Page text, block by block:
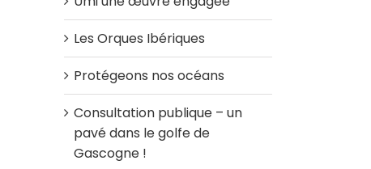
Les Orques Ibériques
Protégeons nos océans
Consultation publique – un
pavé dans le golfe de
Gascogne !